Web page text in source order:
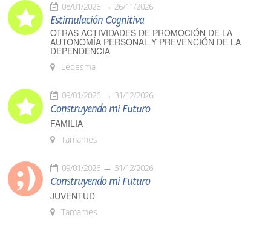
08/01/2026 26/11/2026
Estimulación Cognitiva
OTRAS ACTIVIDADES DE PROMOCIÓN DE LA
AUTONOMÍA PERSONAL Y PREVENCIÓN DE LA
DEPENDENCIA
Ledesma
09/01/2026 31/12/2026
Construyendo mi Futuro
FAMILIA
Tamames
09/01/2026 31/12/2026
Construyendo mi Futuro
JUVENTUD
Tamames